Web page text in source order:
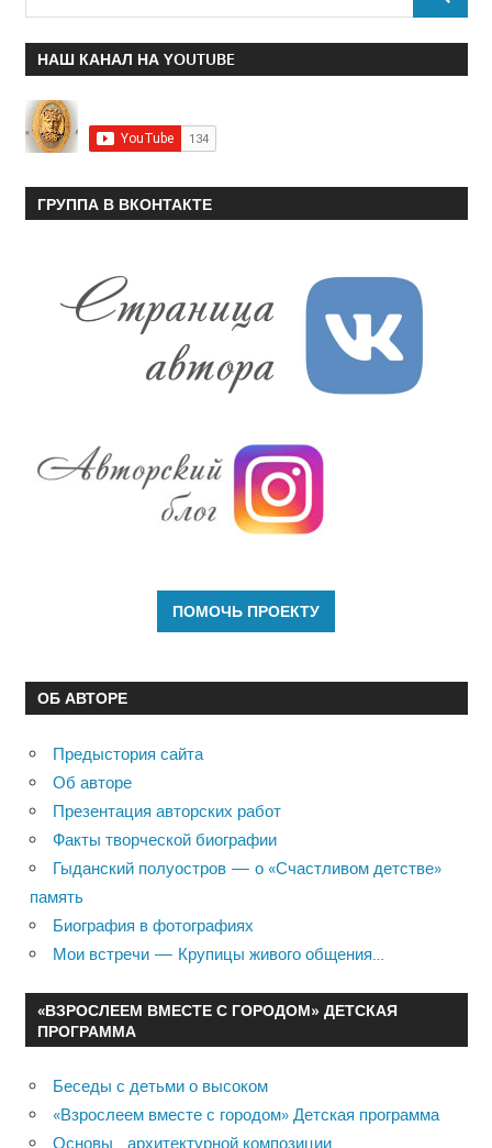
НАШ КАНАЛ НА YOUTUBE
ГРУППА В ВКОНТАКТЕ
ОБ АВТОРЕ
Предыстория сайта
Об авторе
Презентация авторских работ
Факты творческой биографии
Гыданский полуостров — о «Счастливом детстве»
память
Биография в фотографиях
Мои встречи — Крупицы живого общения…
«ВЗРОСЛЕЕМ ВМЕСТЕ С ГОРОДОМ» ДЕТСКАЯ
ПРОГРАММА
Беседы с детьми о высоком
«Взрослеем вместе с городом» Детская программа
Основы архитектурной композиции